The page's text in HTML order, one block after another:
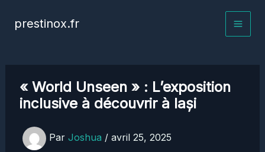
prestinox.fr
« World Unseen » : L’exposition
inclusive à découvrir à Iași
Par Joshua / avril 25, 2025